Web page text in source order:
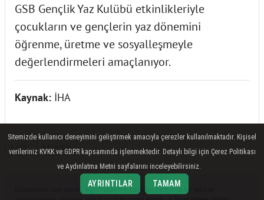
GSB Gençlik Yaz Kulübü etkinlikleriyle
çocukların ve gençlerin yaz dönemini
öğrenme, üretme ve sosyalleşmeyle
değerlendirmeleri amaçlanıyor.
Kaynak: İHA
# Ağrı # Eleşkirt
Diyadinnet.com olarak, Ağrı haberinin içeriğini herhangi bir şekilde
Sitemizde kullanıcı deneyimini geliştirmek amacıyla çerezler kullanılmaktadır. Kişisel
verileriniz KVKK ve GDPR kapsamında işlenmektedir. Detaylı bilgi için Çerez Politikası
ve Aydınlatma Metni sayfalarını inceleyebilirsiniz.
AYRINTILAR TAMAM